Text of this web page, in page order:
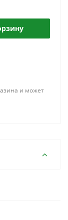
и может